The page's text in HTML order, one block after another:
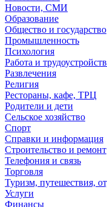
Новости, СМИ
Образование
Общество и государство
Промышленность
Психология
Работа и
Развлечения
Религия
Рестораны, кафе, ТРЦ
Родители и дети
Сельское хозяйство
Спорт
Справки и информация
Строительство и ремонт
Телефония и связь
Торговля
Туризм, путешествия,
Услуги
Финансы